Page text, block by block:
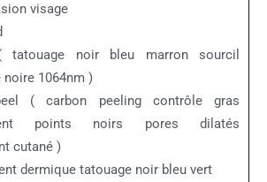
visage
tatouage noir bleu marron sourcil
1064nm )
( carbon peeling contrôle gras
points noirs pores dilatés
cutané )
dermique tatouage noir bleu vert